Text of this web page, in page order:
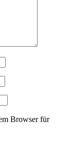
Browser für